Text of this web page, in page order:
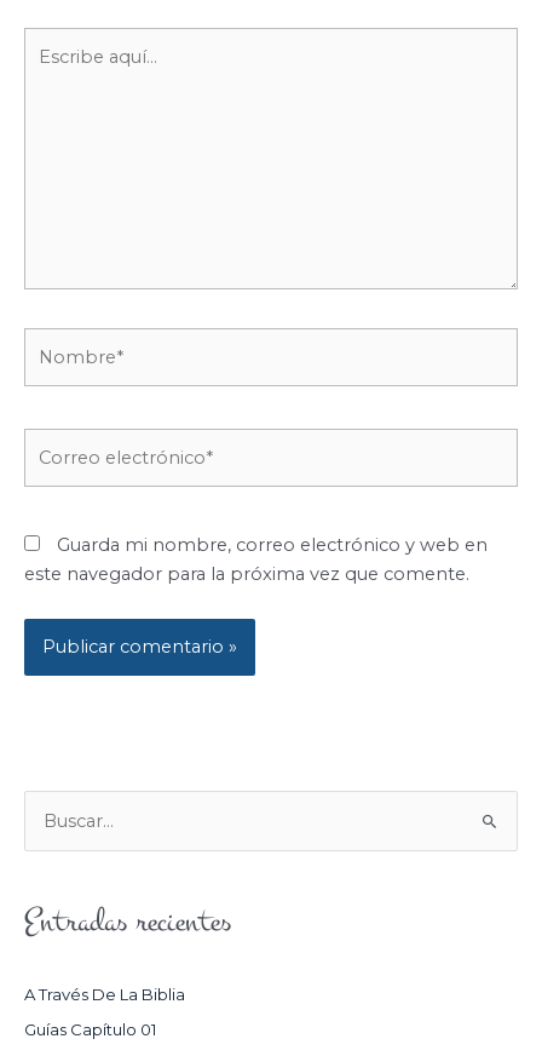
aquí...
Guarda mi nombre, correo electrónico y web en
este navegador para la próxima vez que comente.
U
C
Entradas recientes
A Través De La Biblia
Guías Capítulo 01